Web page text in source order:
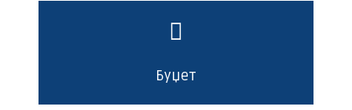
Буџет